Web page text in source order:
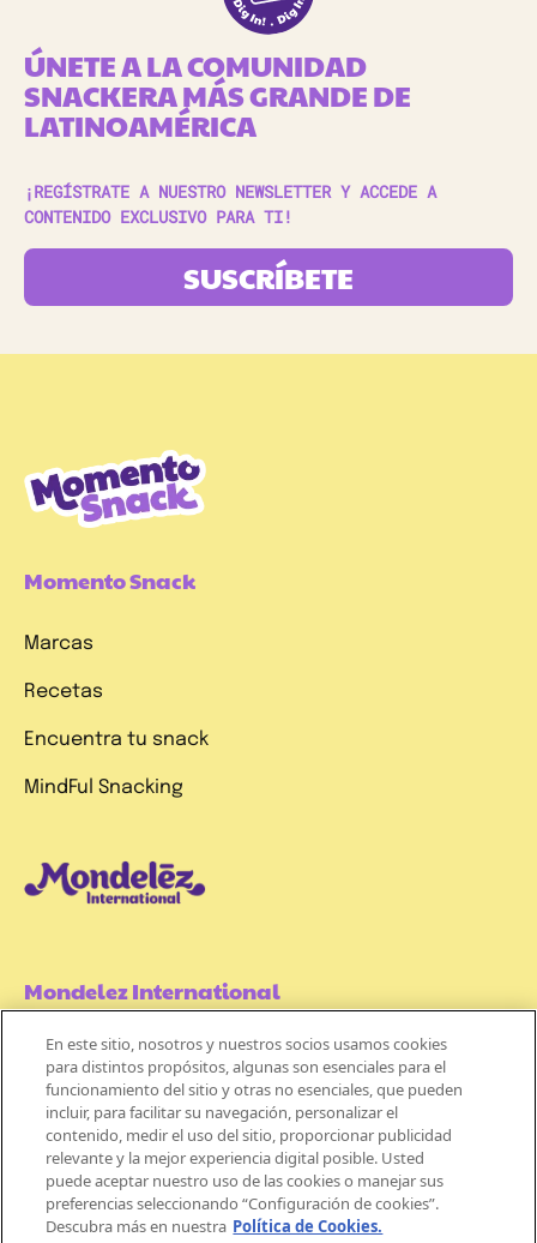
ÚNETE A LA COMUNIDAD
SNACKERA MÁS GRANDE DE
LATINOAMÉRICA
¡REGÍSTRATE A NUESTRO NEWSLETTER Y ACCEDE A
CONTENIDO EXCLUSIVO PARA TI!
SUSCRÍBETE
Momento Snack
Marcas
Recetas
Encuentra tu snack
MindFul Snacking
Mondelez International
Términos de uso
Políticas de Privacidad
Aviso de Cookie
En este sitio, nosotros y nuestros socios usamos cookies
para distintos propósitos, algunas son esenciales para el
funcionamiento del sitio y otras no esenciales, que pueden
incluir, para facilitar su navegación, personalizar el
contenido, medir el uso del sitio, proporcionar publicidad
relevante y la mejor experiencia digital posible. Usted
puede aceptar nuestro uso de las cookies o manejar sus
preferencias seleccionando “Configuración de cookies”.
Descubra más en nuestra Política de Cookies.